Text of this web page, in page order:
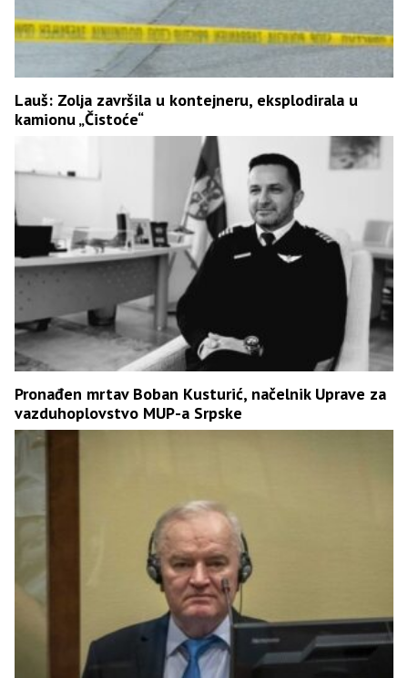
Lauš: Zolja završila u kontejneru, eksplodirala u
kamionu „Čistoće“
Pronađen mrtav Boban Kusturić, načelnik Uprave za
vazduhoplovstvo MUP-a Srpske